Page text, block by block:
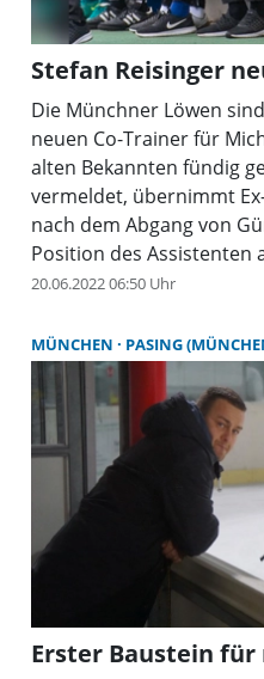
Stefan Reisinger
Die Münchner Löwen
neuen Co-Trainer für
alten Bekannten fündig
vermeldet, übernimmt
nach dem Abgang von
Position des Assistenten
Der gebürtige
München. Mit 96
209 Partien (54 Tore) in
Reisinger über reichlich
20.06.2022 06:50 Uhr
MÜNCHEN PASING
Erster Baustein für